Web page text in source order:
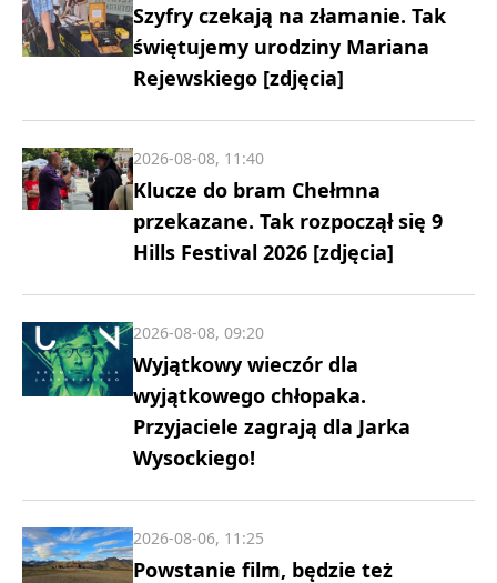
Szyfry czekają na złamanie. Tak
świętujemy urodziny Mariana
Rejewskiego [zdjęcia]
Klucze do bram Chełmna
przekazane. Tak rozpoczął się 9
Hills Festival 2026 [zdjęcia]
2026-08-08, 11:40
Wyjątkowy wieczór dla
wyjątkowego chłopaka.
Przyjaciele zagrają dla Jarka
Wysockiego!
2026-08-08, 09:20
Powstanie film, będzie też
2026-08-06, 11:25